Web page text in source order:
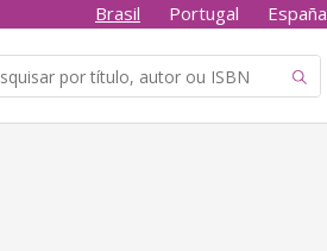
Brasil Portugal España